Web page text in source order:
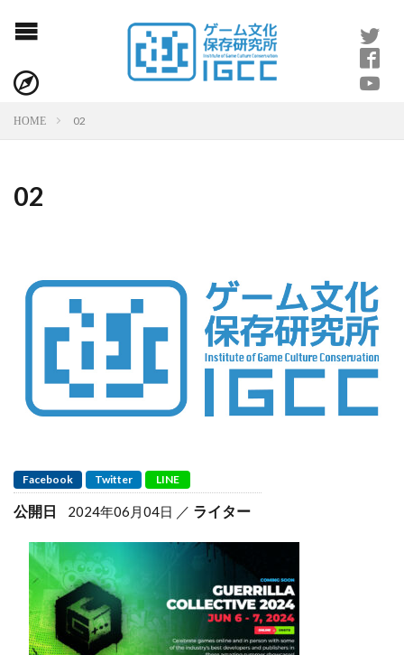
HOME 02
02
Facebook Twitter LINE
公開日 2024年06月04日 ライター